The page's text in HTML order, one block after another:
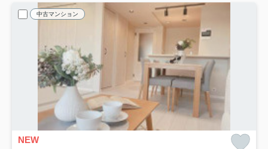
中古マンション
NEW